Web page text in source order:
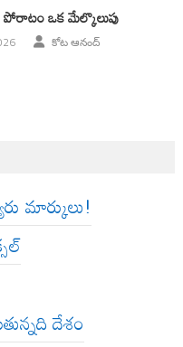
పోరాటం ఒక మేల్కొలుపు
కోట ఆనంద్
మార్కులు!
దేశం